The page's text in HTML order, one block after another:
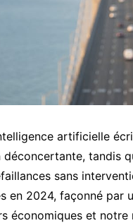
artificielle
tandis
sans
en 2024, façonné par
économiques et